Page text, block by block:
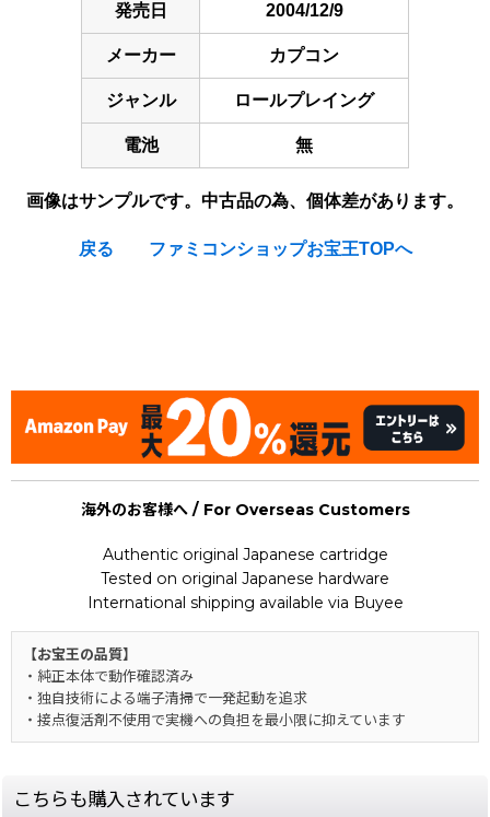
発売日 2004/12/9
メーカー カプコン
ジャンル ロールプレイング
電池 無
画像はサンプルです。中古品の為、個体差があります。
戻る ファミコンショップお宝王TOPへ
海外のお客様へ / For Overseas Customers
Authentic original Japanese cartridge
Tested on original Japanese hardware
International shipping available via Buyee
【お宝王の品質】
・純正本体で動作確認済み
・独自技術による端子清掃で一発起動を追求
・接点復活剤不使用で実機への負担を最小限に抑えています
こちらも購入されています